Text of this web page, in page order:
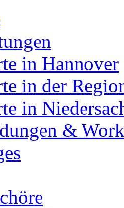
in Hannover
in der
in
&